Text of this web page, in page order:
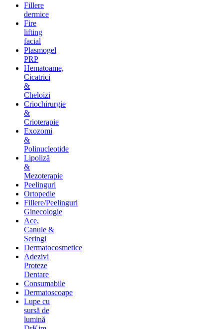
Fillere
dermice
Fire
lifting
facial
Plasmogel
PRP
Hematoame,
Cicatrici
&
Cheloizi
Criochirurgie
&
Crioterapie
Exozomi
&
Polinucleotide
Lipoliză
&
Mezoterapie
Peelinguri
Ortopedie
Fillere/Peelinguri
Ginecologie
Ace,
Canule &
Seringi
Dermatocosmetice
Adezivi
Proteze
Dentare
Consumabile
Dermatoscoape
Lupe cu
sursă de
lumină